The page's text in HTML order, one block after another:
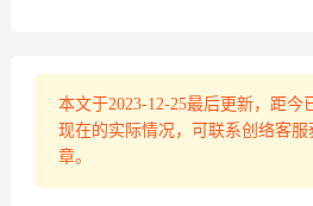
本文于2023-12-25最后更新，距今
现在的实际情况，可联系创络客
章。